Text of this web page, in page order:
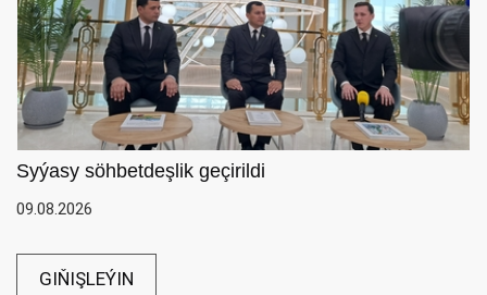
Syýasy söhbetdeşlik geçirildi
09.08.2026
GIŇIŞLEÝIN